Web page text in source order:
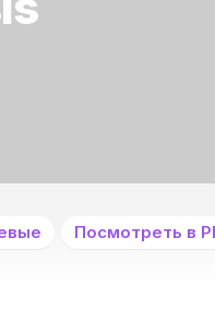
Посмотреть в